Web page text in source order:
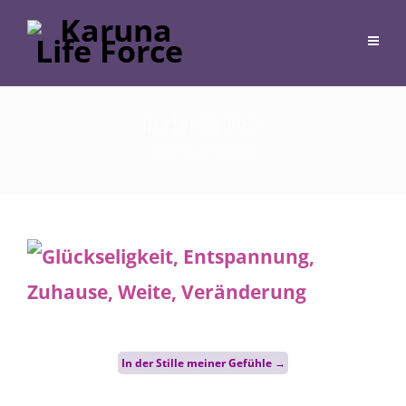
navigation
In der Stille meiner Gefühle →